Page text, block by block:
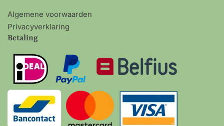
Algemene voorwaarden
Privacyverklaring
Betaling